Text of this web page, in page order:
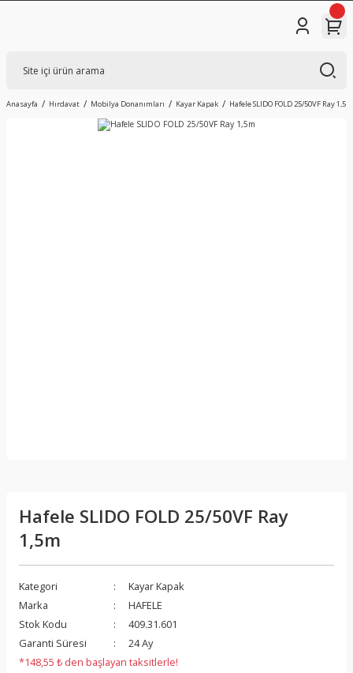
Anasayfa Hırdavat Mobilya Donanımları Kayar Kapak Hafele SLIDO FOLD 25/50VF Ray 1,5m
Hafele SLIDO FOLD 25/50VF Ray
1,5m
Kategori
Kayar Kapak
Marka
HAFELE
Stok Kodu
409.31.601
Garanti Süresi
24 Ay
*148,55 ₺ den başlayan taksitlerle!